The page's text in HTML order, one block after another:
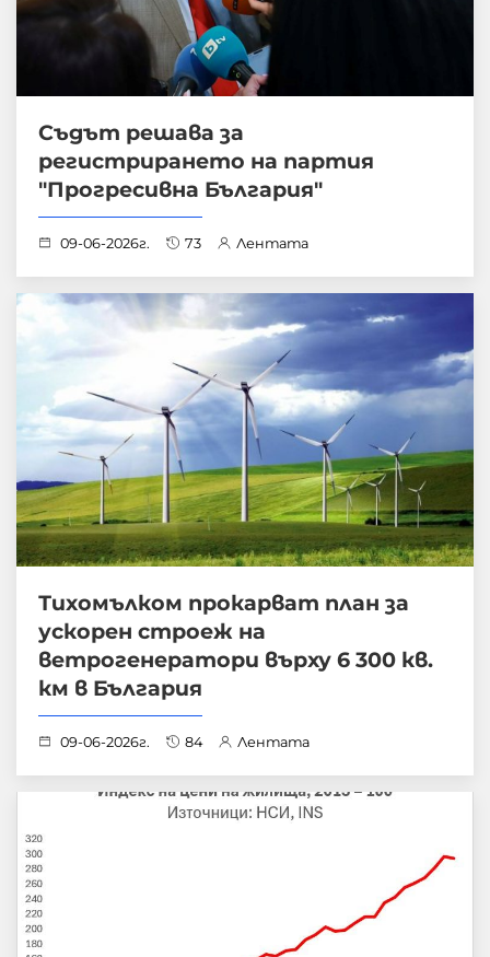
Съдът решава за
регистрирането на партия
"Прогресивна България"
09-06-2026г. 73 Лентата
Тихомълком прокарват план за
ускорен строеж на
ветрогенератори върху 6 300 кв.
км в България
09-06-2026г. 84 Лентата